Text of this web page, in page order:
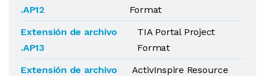
.AP12
Format
Extensión de archivo
.AP13
TIA Portal Project
Format
Extensión de archivo
ActivInspire Resource